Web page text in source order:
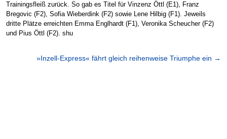
Trainingsfleiß zurück. So gab es Titel für Vinzenz Öttl (E1), Franz
Bregovic (F2), Sofia Wieberdink (F2) sowie Lene Hilbig (F1). Jeweils
dritte Plätze erreichten Emma Englhardt (F1), Veronika Scheucher (F2)
und Pius Öttl (F2). shu
»Inzell-Express« fährt gleich reihenweise Triumphe ein →